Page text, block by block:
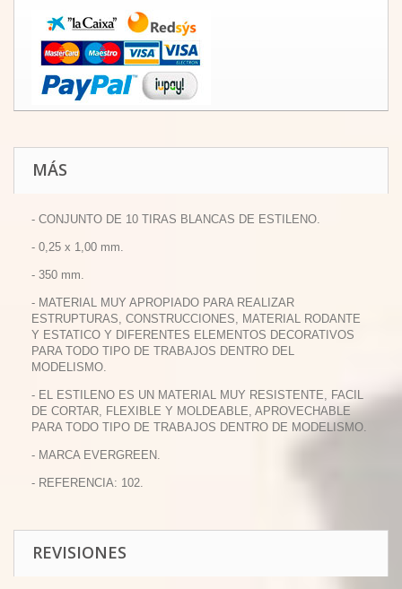
MÁS
- CONJUNTO DE 10 TIRAS BLANCAS DE ESTILENO.
- 0,25 x 1,00 mm.
- 350 mm.
- MATERIAL MUY APROPIADO PARA REALIZAR
ESTRUPTURAS, CONSTRUCCIONES, MATERIAL RODANTE
Y ESTATICO Y DIFERENTES ELEMENTOS DECORATIVOS
PARA TODO TIPO DE TRABAJOS DENTRO DEL
MODELISMO.
- EL ESTILENO ES UN MATERIAL MUY RESISTENTE, FACIL
DE CORTAR, FLEXIBLE Y MOLDEABLE, APROVECHABLE
PARA TODO TIPO DE TRABAJOS DENTRO DE MODELISMO.
- MARCA EVERGREEN.
- REFERENCIA: 102.
REVISIONES